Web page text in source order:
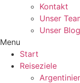
Kontakt
Unser
Unser Blog
Menu
Start
Reiseziele